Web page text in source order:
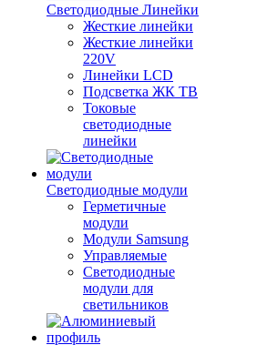
Светодиодные Линейки
Жесткие линейки
Жесткие линейки
220V
Линейки LCD
Подсветка ЖК ТВ
Токовые
светодиодные
линейки
Светодиодные модули
Герметичные
модули
Модули Samsung
Управляемые
Светодиодные
модули для
светильников